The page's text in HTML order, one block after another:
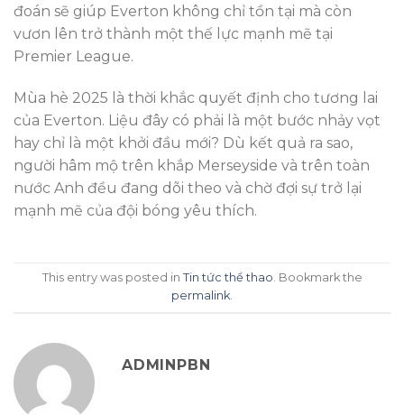
đoán sẽ giúp Everton không chỉ tồn tại mà còn
vươn lên trở thành một thế lực mạnh mẽ tại
Premier League.
Mùa hè 2025 là thời khắc quyết định cho tương lai
của Everton. Liệu đây có phải là một bước nhảy vọt
hay chỉ là một khởi đầu mới? Dù kết quả ra sao,
người hâm mộ trên khắp Merseyside và trên toàn
nước Anh đều đang dõi theo và chờ đợi sự trở lại
mạnh mẽ của đội bóng yêu thích.
This entry was posted in Tin tức thể thao . Bookmark the
permalink
ADMINPBN